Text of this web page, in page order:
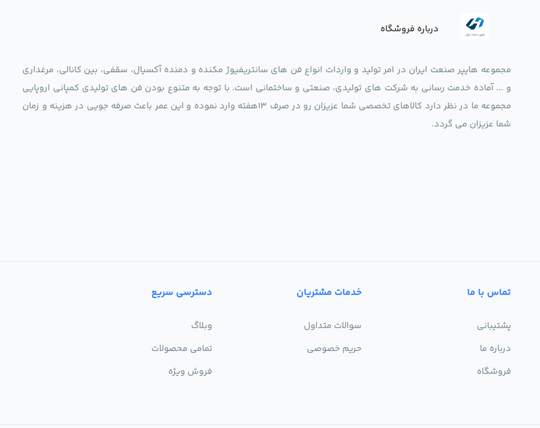
درباره فروشگاه
مجموعه هایپر صنعت ایران در امر تولید و واردات انواع فن های سانتریفیوژ مکنده و دمنده آکسیال، سقفی، بین کانالی، مرغداری
و ... آماده خدمت رسانی به شرکت های تولیدی، صنعتی و ساختمانی است. با توجه به متنوع بودن فن های تولیدی کمپانی اروپایی
مجموعه ما در نظر دارد کالاهای تخصصی شما عزیزان رو در صرف 13هفته وارد نموده و این عمر باعث صرفه جویی در هزینه و زمان
شما عزیزان می گردد.
تماس با ما
پشتیبانی
درباره ما
فروشگاه
خدمات مشتریان
سوالات متداول
حریم خصوصی
دسترسی سریع
وبلاگ
تمامی محصولات
فروش ویژه